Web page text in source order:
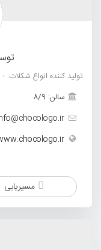
تولید کننده انواع شکلات:
سالن: 8/9
info@chocologo.ir
www.chocologo.ir
مسیریابی